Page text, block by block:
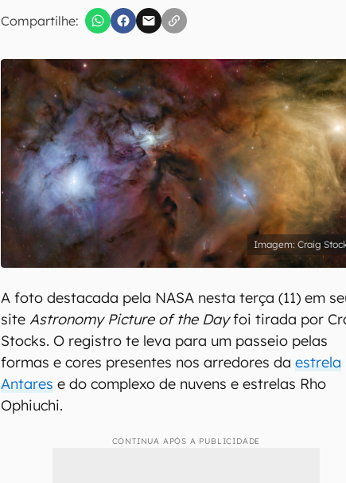
Compartilhe:
Confirmo que li, aceito e concordo com os Termos de Uso
Craig
A foto destacada pela NASA nesta terça (11) em
siteAstronomy Picture of the Dayfoi tirada por
Stocks. O registro te leva para um passeio pelas
formas e cores presentes nos arredores daestrela
Antares e do complexo de nuvens e estrelas Rho
Ophiuchi.
CONTINUA APÓS A PUBLICIDADE